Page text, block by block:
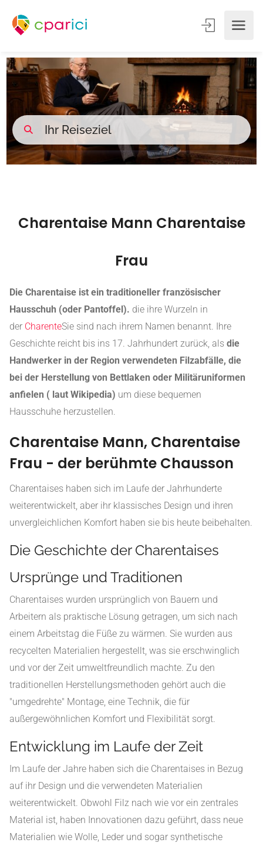
Charentaise Mann Charentaise
Frau
Die Charentaise ist ein traditioneller französischer
Hausschuh (oder Pantoffel). die ihre Wurzeln in
der CharenteSie sind nach ihrem Namen benannt. Ihre
Geschichte reicht bis ins 17. Jahrhundert zurück, als die
Handwerker in der Region verwendeten Filzabfälle, die
bei der Herstellung von Bettlaken oder Militäruniformen
anfielen ( laut Wikipedia) um diese bequemen
Hausschuhe herzustellen.
Charentaise Mann, Charentaise
Frau - der berühmte Chausson
Charentaises haben sich im Laufe der Jahrhunderte
weiterentwickelt, aber ihr klassisches Design und ihren
unvergleichlichen Komfort haben sie bis heute beibehalten.
Die Geschichte der Charentaises
Ursprünge und Traditionen
Charentaises wurden ursprünglich von Bauern und
Arbeitern als praktische Lösung getragen, um sich nach
einem Arbeitstag die Füße zu wärmen. Sie wurden aus
recycelten Materialien hergestellt, was sie erschwinglich
und vor der Zeit umweltfreundlich machte. Zu den
traditionellen Herstellungsmethoden gehört auch die
"umgedrehte" Montage, eine Technik, die für
außergewöhnlichen Komfort und Flexibilität sorgt.
Entwicklung im Laufe der Zeit
Im Laufe der Jahre haben sich die Charentaises in Bezug
auf ihr Design und die verwendeten Materialien
weiterentwickelt. Obwohl Filz nach wie vor ein zentrales
Material ist, haben Innovationen dazu geführt, dass neue
Materialien wie Wolle, Leder und sogar synthetische